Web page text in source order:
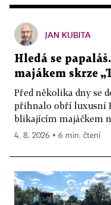
JAN KUBITA
Hledá se
majákem skrze
Před několika dny se
přihnalo obří luxusní
blikajícím majáčkem
4. 8. 2026 ▪ 6 min. čtení